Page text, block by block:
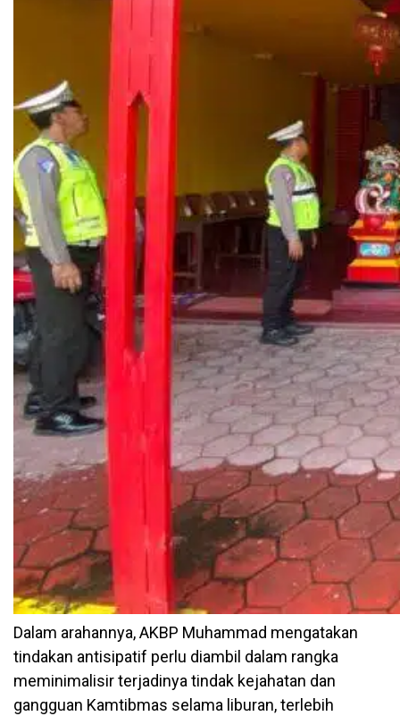
Dalam arahannya, AKBP Muhammad mengatakan
tindakan antisipatif perlu diambil dalam rangka
meminimalisir terjadinya tindak kejahatan dan
gangguan Kamtibmas selama liburan, terlebih